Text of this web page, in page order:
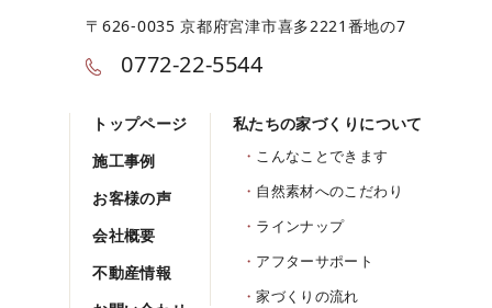
〒626-0035 京都府宮津市喜多2221番地の7
0772-22-5544
トップページ
施工事例
お客様の声
会社概要
不動産情報
私たちの家づくりについて
こんなことできます
自然素材へのこだわり
ラインナップ
アフターサポート
家づくりの流れ